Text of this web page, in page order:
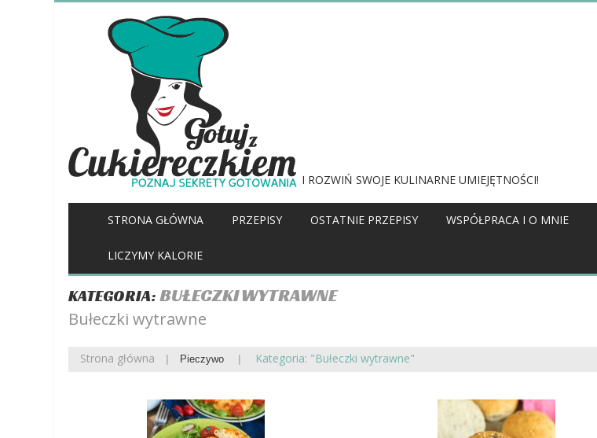
I ROZWIŃ SWOJE KULINARNE UMIEJĘTNOŚCI!
STRONA GŁÓWNA PRZEPISY OSTATNIE PRZEPISY WSPÓŁPRACA I O MNIE
LICZYMY KALORIE
KATEGORIA:BUŁECZKI WYTRAWNE
Bułeczki wytrawne
Strona główna Pieczywo Kategoria: "Bułeczki wytrawne"